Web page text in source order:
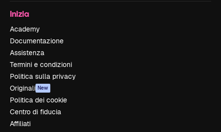
Inizia
Academy
Documentazione
Assistenza
Termini e condizioni
Politica sulla privacy
Originali New
Politica dei cookie
Centro di fiducia
Affiliati